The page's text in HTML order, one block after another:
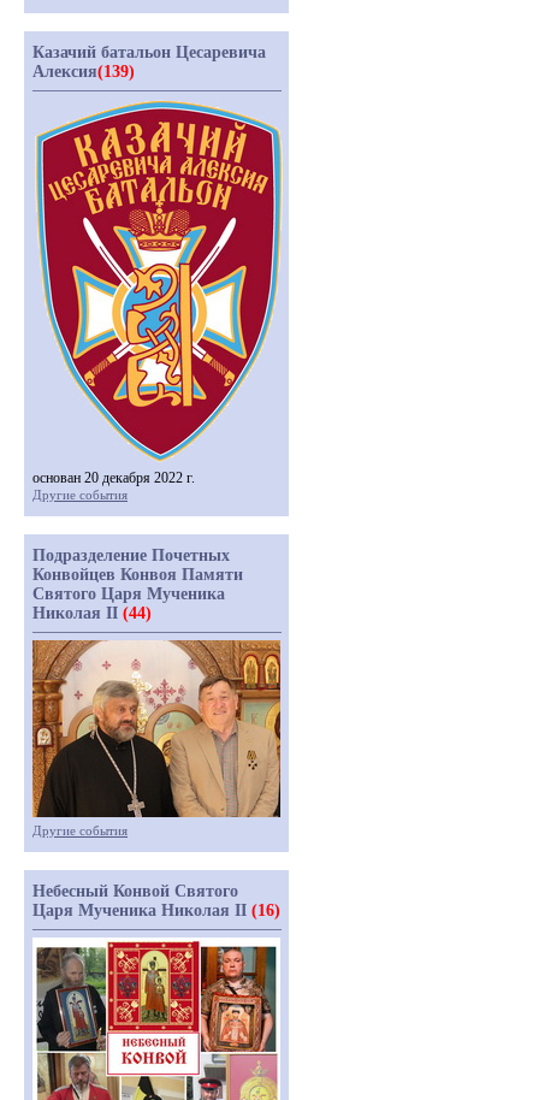
Казачий батальон Цесаревича
Алексия(139)
основан 20 декабря 2022 г.
Другие события
Подразделение Почетных
Конвойцев Конвоя Памяти
Святого Царя Мученика
Николая II (44)
Другие события
Небесный Конвой Святого
Царя Мученика Николая II (16)